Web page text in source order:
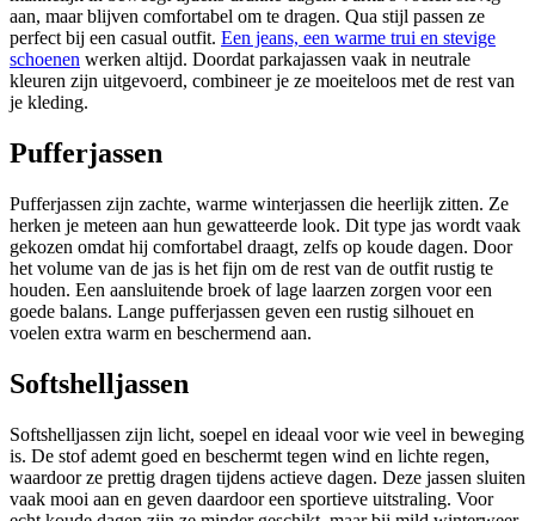
aan, maar blijven comfortabel om te dragen. Qua stijl passen ze
perfect bij een casual outfit. Een jeans, een warme trui en stevige
schoenen werken altijd. Doordat parkajassen vaak in neutrale
kleuren zijn uitgevoerd, combineer je ze moeiteloos met de rest van
je kleding.
Pufferjassen
Pufferjassen zijn zachte, warme winterjassen die heerlijk zitten. Ze
herken je meteen aan hun gewatteerde look. Dit type jas wordt vaak
gekozen omdat hij comfortabel draagt, zelfs op koude dagen. Door
het volume van de jas is het fijn om de rest van de outfit rustig te
houden. Een aansluitende broek of lage laarzen zorgen voor een
goede balans. Lange pufferjassen geven een rustig silhouet en
voelen extra warm en beschermend aan.
Softshelljassen
Softshelljassen zijn licht, soepel en ideaal voor wie veel in beweging
is. De stof ademt goed en beschermt tegen wind en lichte regen,
waardoor ze prettig dragen tijdens actieve dagen. Deze jassen sluiten
vaak mooi aan en geven daardoor een sportieve uitstraling. Voor